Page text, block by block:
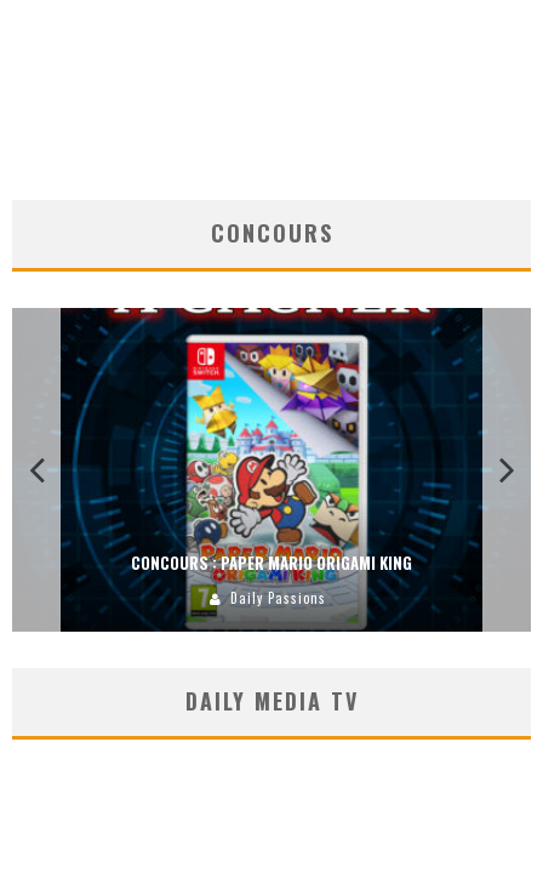
CONCOURS
CONCOURS : PAPER MARIO ORIGAMI KING
Daily Passions
DAILY MEDIA TV